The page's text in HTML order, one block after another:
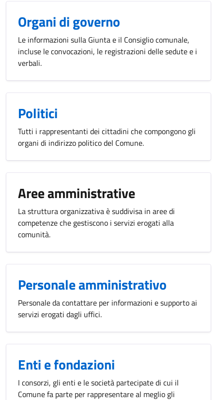
Organi di governo
Le informazioni sulla Giunta e il Consiglio comunale,
incluse le convocazioni, le registrazioni delle sedute e i
verbali.
Politici
Tutti i rappresentanti dei cittadini che compongono gli
organi di indirizzo politico del Comune.
Aree amministrative
La struttura organizzativa è suddivisa in aree di
competenze che gestiscono i servizi erogati alla
comunità.
Personale amministrativo
Personale da contattare per informazioni e supporto ai
servizi erogati dagli uffici.
Enti e fondazioni
I consorzi, gli enti e le società partecipate di cui il
Comune fa parte per rappresentare al meglio gli